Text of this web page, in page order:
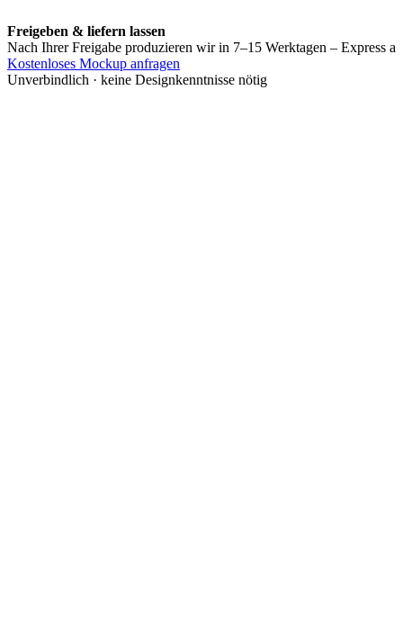
Freigeben & liefern lassen
Nach Ihrer Freigabe produzieren wir in 7–15 Werktagen – Express
Kostenloses Mockup anfragen
Unverbindlich · keine Designkenntnisse nötig